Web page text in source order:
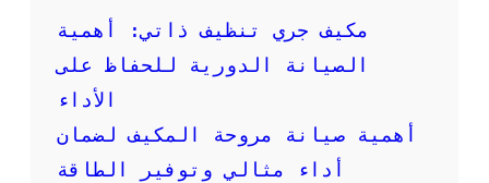
س
ب
ل
ا
ل
مكيف جري تنظيف ذاتي: أهمية
الصيانة الدورية للحفاظ على
الأداء
أهمية صيانة مروحة المكيف لضمان
أداء مثالي وتوفير الطاقة